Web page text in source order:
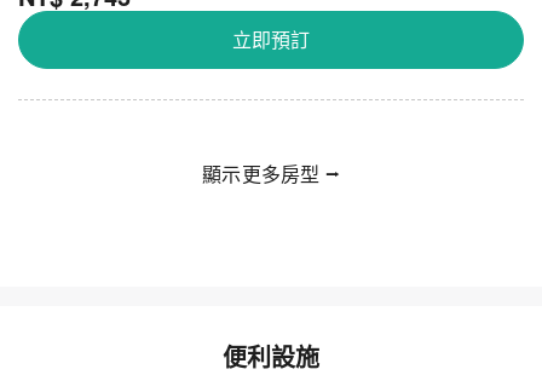
立即預訂
顯示更多房型 ⭢
便利設施